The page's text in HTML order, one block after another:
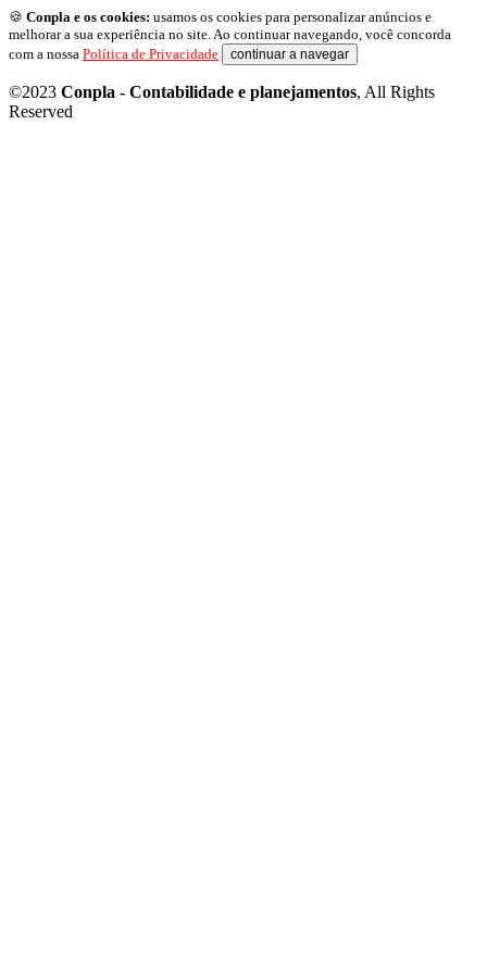
🍪 Conpla e os cookies: usamos os cookies para personalizar anúncios e
melhorar a sua experiência no site. Ao continuar navegando, você concorda
com a nossa Política de Privacidade continuar a navegar
©2023 Conpla - Contabilidade e planejamentos, All Rights
Reserved